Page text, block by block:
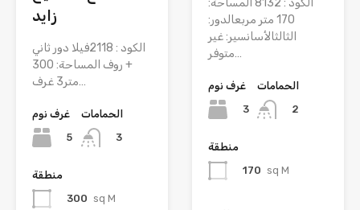
زايد
الكود : 2118فيلا دور ثاني
+ روف المساحة: 300
متر3 غرف…
غرف نوم
5
الحمامات
3
منطقة
300 sq M
الكود : 8132 المساحة:
170 متر مربعالدور:
الثالثالأسانسير: غير
متوفر…
غرف نوم
3
الحمامات
2
منطقة
170 sq M